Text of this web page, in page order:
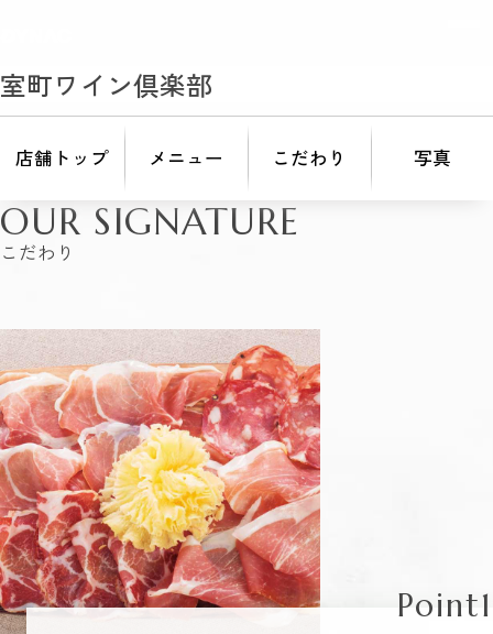
室町ワイン倶楽部
店舗トップ メニュー こだわり 写真
OUR SIGNATURE
こだわり
Point1